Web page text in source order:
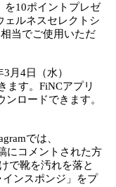
を10ポイントプレゼ
ェルネスセレクトシ
当でご使用いただ
月4日（水）
ます。FiNCアプリ
ンロードできます。
では、
にコメントされた方
で靴を汚れを落と
ンスポンジ」をプ